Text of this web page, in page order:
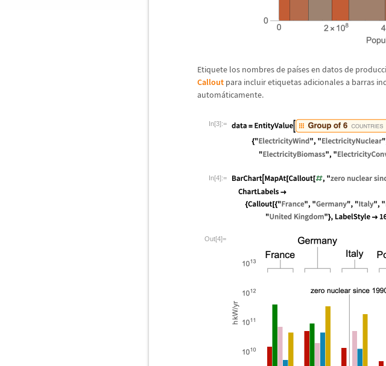
Etiquete los nombres de países en datos de producci
Callout para incluir etiquetas adicionales a barras
automáticamente.
In[3]:=
In[4]:=
Out[4]=